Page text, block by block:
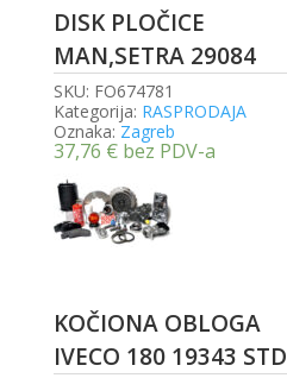
DISK PLOČICE
MAN,SETRA 29084
SKU: FO674781
Kategorija: RASPRODAJA
Oznaka: Zagreb
37,76 € bez PDV-a
KOČIONA OBLOGA
IVECO 180 19343 STD